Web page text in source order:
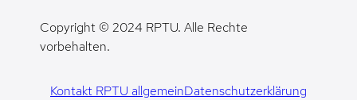
Copyright © 2024 RPTU. Alle Rechte
vorbehalten.
Kontakt RPTU allgemeinDatenschutzerklärung